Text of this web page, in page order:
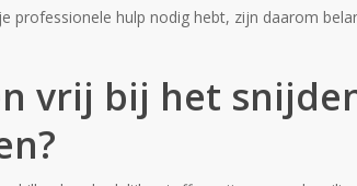
professionele hulp nodig hebt, zijn daarom
vrij bij het